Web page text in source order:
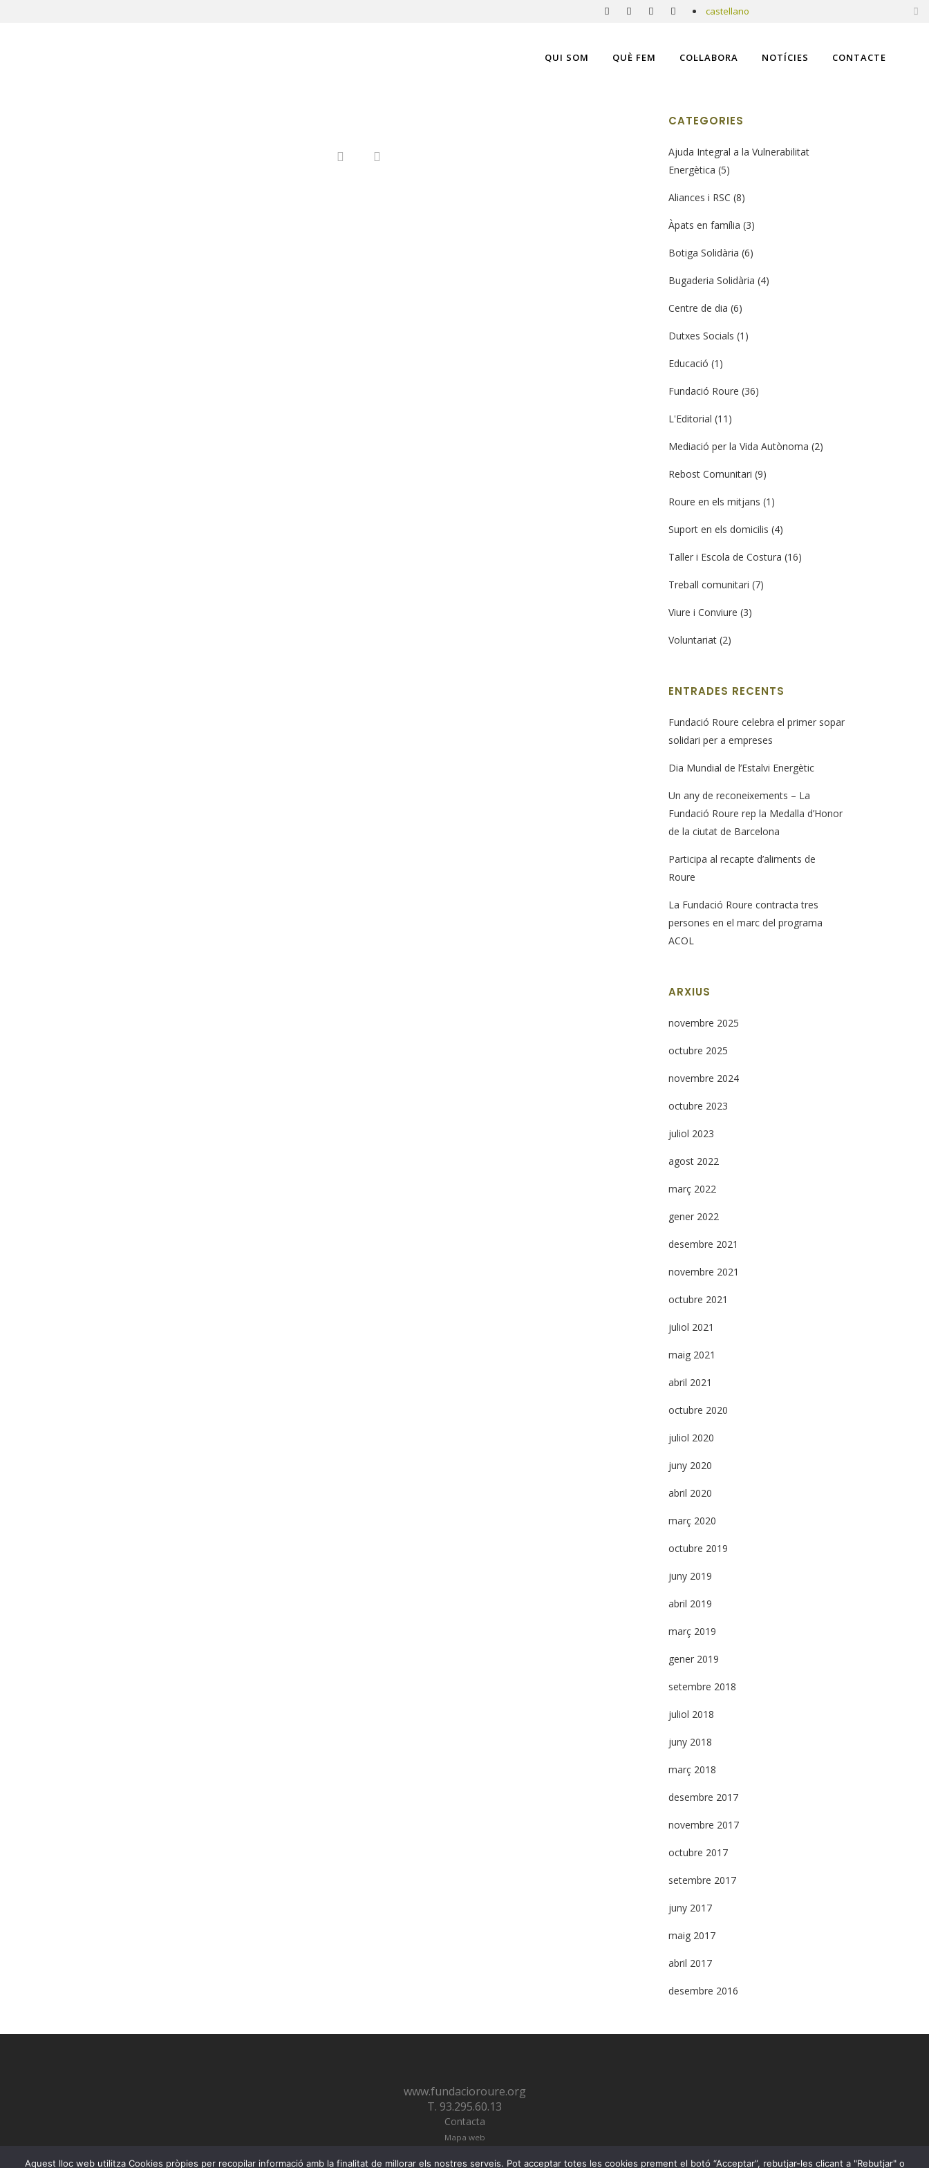
castellano
QUI SOM QUÈ FEM COL·LABORA NOTÍCIES CONTACTE
CATEGORIES
Ajuda Integral a la Vulnerabilitat
Energètica (5)
Aliances i RSC (8)
Àpats en família (3)
Botiga Solidària (6)
Bugaderia Solidària (4)
Centre de dia (6)
Dutxes Socials (1)
Educació (1)
Fundació Roure (36)
L'Editorial (11)
Mediació per la Vida Autònoma (2)
Rebost Comunitari (9)
Roure en els mitjans (1)
Suport en els domicilis (4)
Taller i Escola de Costura (16)
Treball comunitari (7)
Viure i Conviure (3)
Voluntariat (2)
ENTRADES RECENTS
Fundació Roure celebra el primer sopar
solidari per a empreses
Dia Mundial de l’Estalvi Energètic
Un any de reconeixements – La
Fundació Roure rep la Medalla d’Honor
de la ciutat de Barcelona
Participa al recapte d’aliments de
Roure
La Fundació Roure contracta tres
persones en el marc del programa
ACOL
ARXIUS
novembre 2025
octubre 2025
novembre 2024
octubre 2023
juliol 2023
agost 2022
març 2022
gener 2022
desembre 2021
novembre 2021
octubre 2021
juliol 2021
maig 2021
abril 2021
octubre 2020
juliol 2020
juny 2020
abril 2020
març 2020
octubre 2019
juny 2019
abril 2019
març 2019
gener 2019
setembre 2018
juliol 2018
juny 2018
març 2018
desembre 2017
novembre 2017
octubre 2017
setembre 2017
juny 2017
maig 2017
abril 2017
desembre 2016
www.fundacioroure.org
T. 93.295.60.13
Contacta
Mapa web
Aquest lloc web utilitza Cookies pròpies per recopilar informació amb la finalitat de millorar els nostres serveis. Pot acceptar totes les cookies prement el botó “Acceptar”, rebutjar-les clicant a "Rebutjar" o